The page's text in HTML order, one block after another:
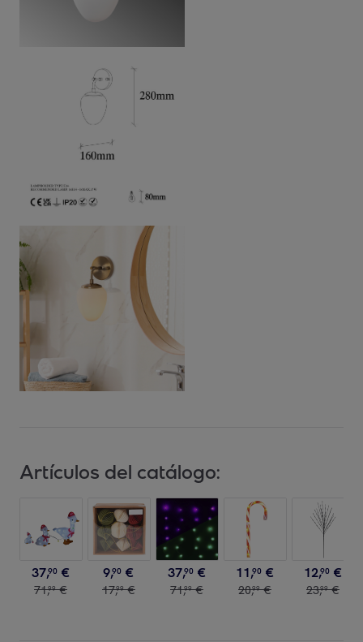
Artículos del catálogo:
37,90 €
71,99 €
9,90 €
17,99 €
37,90 €
71,99 €
11,90 €
20,99 €
12,90 €
23,99 €